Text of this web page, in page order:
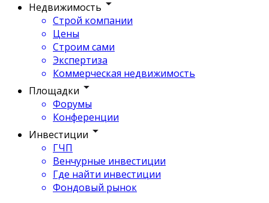
Недвижимость
Строй компании
Цены
Строим сами
Экспертиза
Коммерческая недвижимость
Площадки
Форумы
Конференции
Инвестиции
ГЧП
Венчурные инвестиции
Где найти инвестиции
Фондовый рынок